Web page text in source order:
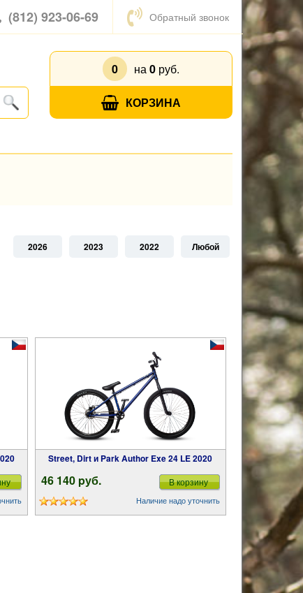
(812) 923-06-69 Обратный звонок
0 на 0руб.
КОРЗИНА
2026 2023 2022 Любой
Street, Dirt и Park Author Exe 24 LE 2020
46 140 pуб. В корзину
Наличие надо уточнить